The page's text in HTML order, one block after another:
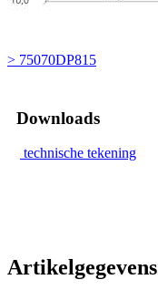
> 75070DP815
Downloads
technische tekening
Artikelgegevens